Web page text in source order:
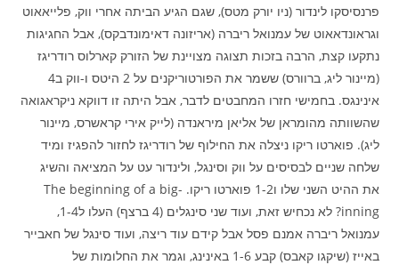
פרנסיסקו לינדור (ניו יורק מטס), שגם הגיע הביתה אחרי ווק, פלייאאוט
וגראונדאאוט של עמנואל ריברה (אריזונה דאימונדבקס), אבל החגיגות
נתקעו קצת, הרבה בזכות תצוגה מצויינת של הזורק קארלוס רודריגז
(מיינור ליג, ברוורס) ששמר את הפורטוריקנים על 2 היטס ו-ווק ב4
אינינגס. בחמישי חזרו המחבטים לדבר, אבל היתה זו דווקא ניקראגואה
שהשוותה מהומראן של אליאן מיראנדה (לייק אירי קראשרס, מיינור
ליג). פוארטו ריקו ניצלה את החילוף של רודריגז לחזור להפגיז ומיד
שלחה שניים לבסיסים על ווק וסינגל, ולינדור עט על המציאה והשיג
את ההיט השני שלו ו1-2 פוארטו ריקו. The beginning of a big-
inning? לא נכחיש זאת, ועוד שני סינגלים (4 ברצף) העלו ל1-4,
עמנואל ריברה אמנם פסל אבל קידם עוד ריצה, ועוד סינגל של חאבייר
באייז (שיקגו קאבס) קבע 1-6 באינינג, וגמר את החלומות של